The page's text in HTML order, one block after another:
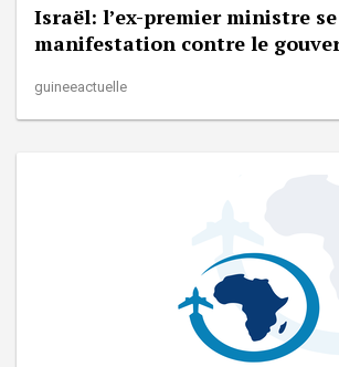
Israël: l’ex-premier ministre
manifestation contre le
guineeactuelle